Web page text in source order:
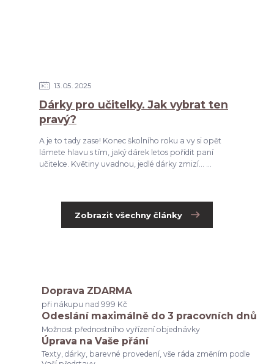
13 05 2025
Dárky pro učitelky. Jak vybrat ten
pravý?
A je to tady zase! Konec školního roku a vy si opět
lámete hlavu s tím, jaký dárek letos pořídit paní
učitelce. Květiny uvadnou, jedlé dárky zmizí... ...
Zobrazit všechny články
Doprava ZDARMA
při nákupu nad 999 Kč
Odeslání maximálně do 3 pracovních dnů
Možnost přednostního vyřízení objednávky
Úprava na Vaše přání
Texty, dárky, barevné provedení, vše ráda změním podle